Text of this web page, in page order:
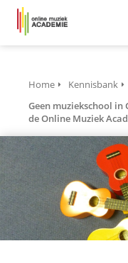
Home Kennisbank
Geen muziekschool
de Online Muziek